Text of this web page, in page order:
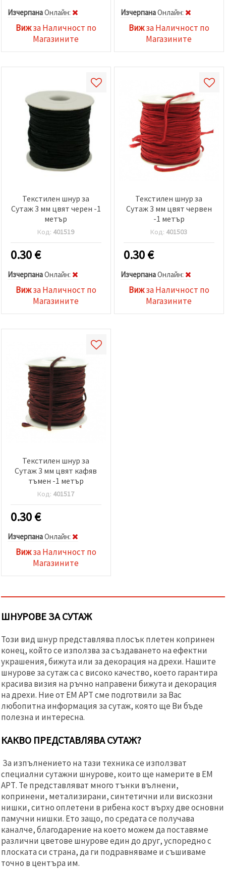
ИзчерпанаOнлайн:
Вижза Наличност по
Магазините
ИзчерпанаOнлайн:
Вижза Наличност по
Магазините
Текстилен шнур за
Сутаж 3 мм цвят черен -1
метър
Код: 401519
0.30€
ИзчерпанаOнлайн:
Вижза Наличност по
Магазините
Текстилен шнур за
Сутаж 3 мм цвят червен
-1 метър
Код: 401503
0.30€
ИзчерпанаOнлайн:
Вижза Наличност по
Магазините
Текстилен шнур за
Сутаж 3 мм цвят кафяв
тъмен -1 метър
Код: 401517
0.30€
ИзчерпанаOнлайн:
Вижза Наличност по
Магазините
ШНУРОВЕ ЗА СУТАЖ
Този вид шнур представлява плосък плетен копринен
конец, който се използва за създаването на ефектни
украшения, бижута или за декорация на дрехи. Нашите
шнурове за сутаж са с високо качество, което гарантира
красива визия на ръчно направени бижута и декорация
на дрехи. Ние от ЕМ АРТ сме подготвили за Вас
любопитна информация за сутаж, която ще Ви бъде
полезна и интересна.
КАКВО ПРЕДСТАВЛЯВА СУТАЖ?
За изпълнението на тази техника се използват
специални сутажни шнурове, които ще намерите в ЕМ
АРТ. Те представляват много тънки вълнени,
копринени, метализирани, синтетични или вискозни
нишки, ситно оплетени в рибена кост върху две основни
памучни нишки. Ето защо, по средата се получава
каналче, благодарение на което можем да поставяме
различни цветове шнурове един до друг, успоредно с
плоската си страна, да ги подравняваме и съшиваме
точно в центъра им.